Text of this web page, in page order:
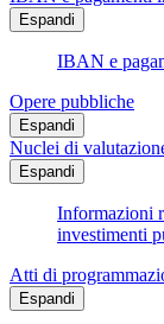
Espandi
IBAN e
Opere pubbliche
Espandi
Nuclei di
Espandi
Informazioni
investimenti
Atti di
Espandi